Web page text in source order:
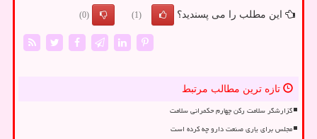
این مطلب را می پسندید؟ (1)
(0)
تازه ترین مطالب مرتبط
گزارشگر سلامت رکن چهارم حکمرانی سلامت
مجلس برای یاری صنعت دارو چه کرده است